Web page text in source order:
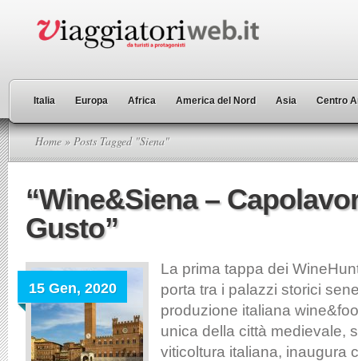
Italia Europa Africa America del Nord Asia Centro
Home » Posts Tagged "Siena"
“Wine&Siena –
Gusto”
15 Gen, 2020
La prima tappa dei
porta tra i palazzi storici
produzione italiana
unica della città medievale,
viticoltura italiana, inaugura